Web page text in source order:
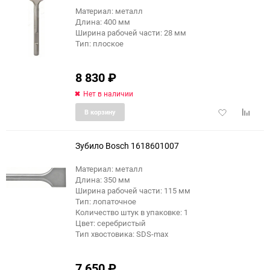
Материал: металл
Длина: 400 мм
Ширина рабочей части: 28 мм
Тип: плоское
8 830₽
Нет в наличии
Добавить
В корзину
Зубило Bosch 1618601007
Материал: металл
Длина: 350 мм
Ширина рабочей части: 115 мм
Тип: лопаточное
Количество штук в упаковке: 1
Цвет: серебристый
Тип хвостовика: SDS-max